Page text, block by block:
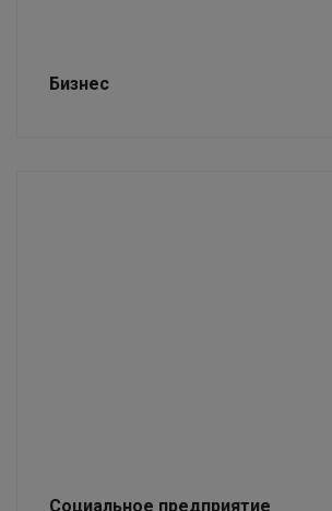
Бизнес
Социальное предприятие